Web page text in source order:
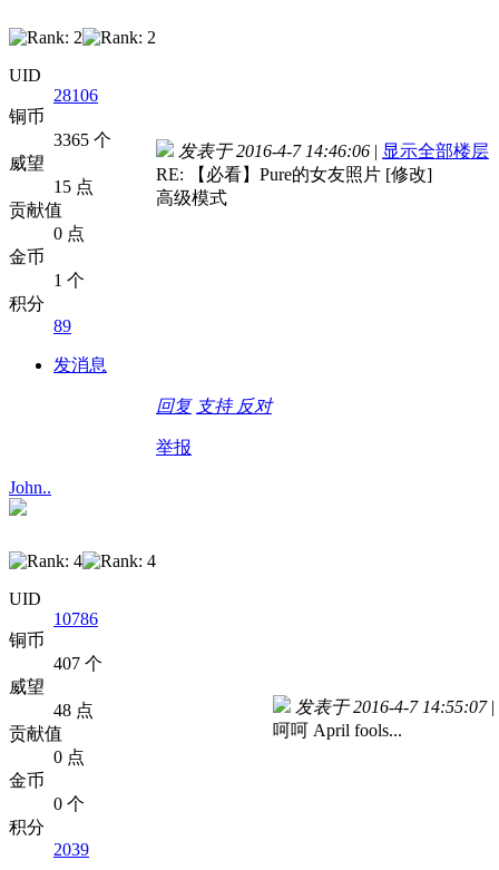
UID
28106
铜币
3365 个
威望
15 点
贡献值
0 点
金币
1 个
积分
89
发消息
发表于 2016-4-7 14:46:06 | 显示全部楼层
RE: 【必看】Pure的女友照片 [修改]
高级模式
回复 支持 反对
举报
John..
UID
10786
铜币
407 个
威望
48 点
贡献值
0 点
金币
0 个
积分
2039
发表于 2016-4-7 14:55:07 |
呵呵 April fools...